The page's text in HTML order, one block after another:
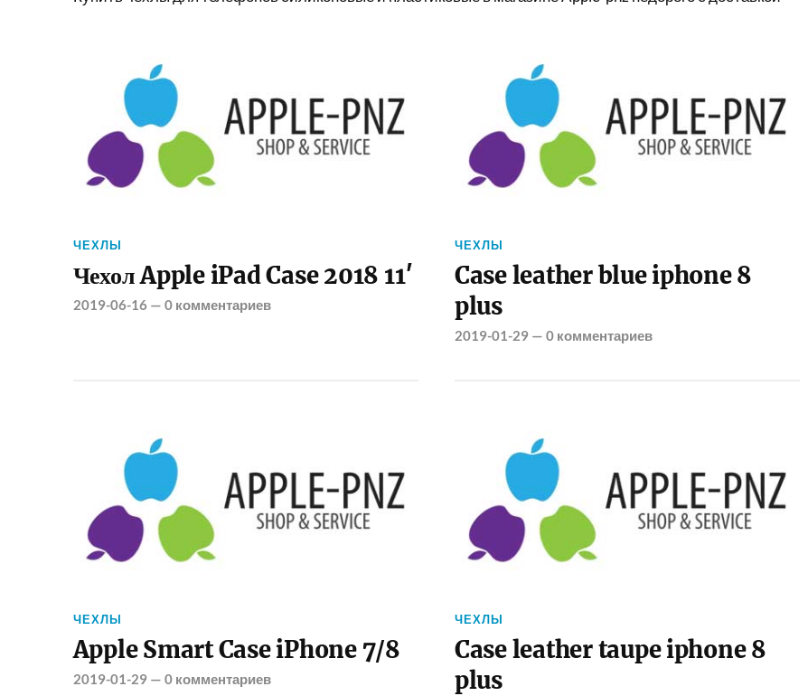
ЧЕХЛЫ
Чехол Apple iPad Case 2018 11′
2019-06-16— 0 комментариев
ЧЕХЛЫ
Case leather blue iphone 8
plus
2019-01-29— 0 комментариев
ЧЕХЛЫ
Apple Smart Case iPhone 7/8
2019-01-29— 0 комментариев
ЧЕХЛЫ
Case leather taupe iphone 8
plus